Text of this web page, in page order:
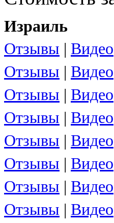
Израиль
Отзывы | Видео
Отзывы | Видео
Отзывы | Видео
Отзывы | Видео
Отзывы | Видео
Отзывы | Видео
Отзывы | Видео
Отзывы | Видео